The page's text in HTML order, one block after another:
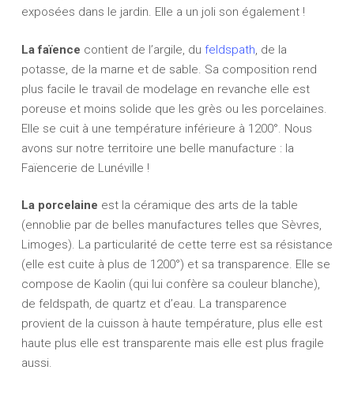
exposées dans le jardin. Elle a un joli son également !
La faïence contient de l’argile, du feldspath , de la
potasse, de la marne et de sable. Sa composition rend
plus facile le travail de modelage en revanche elle est
poreuse et moins solide que les grès ou les porcelaines.
Elle se cuit à une température inférieure à 1200°. Nous
avons sur notre territoire une belle manufacture : la
Faïencerie de Lunéville !
La porcelaine est la céramique des arts de la table
(ennoblie par de belles manufactures telles que Sèvres,
Limoges). La particularité de cette terre est sa résistance
(elle est cuite à plus de 1200°) et sa transparence. Elle se
compose de Kaolin (qui lui confère sa couleur blanche),
de feldspath, de quartz et d’eau. La transparence
provient de la cuisson à haute température, plus elle est
haute plus elle est transparente mais elle est plus fragile
aussi.